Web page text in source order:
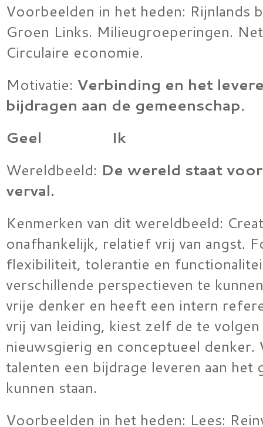
Voorbeelden in het heden: Rijnlands
Groen Links. Milieugroeperingen.
Circulaire economie.
Motivatie: Verbinding en het
bijdragen aan de gemeenschap.
Geel Ik
Wereldbeeld: De wereld staat
verval.
Kenmerken van dit wereldbeeld:
onafhankelijk, relatief vrij van angst.
flexibiliteit, tolerantie en
verschillende perspectieven te
vrije denker en heeft een intern
vrij van leiding, kiest zelf de te
nieuwsgierig en conceptueel denker.
talenten een bijdrage leveren aan het
kunnen staan.
Voorbeelden in het heden: Lees: